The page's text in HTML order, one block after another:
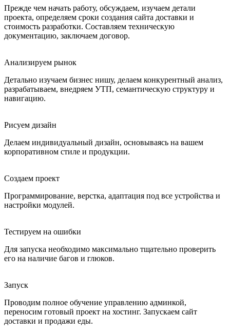
Прежде чем начать работу, обсуждаем, изучаем детали
проекта, определяем сроки создания сайта доставки и
стоимость разработки. Составляем техническую
документацию, заключаем договор.
Анализируем рынок
Детально изучаем бизнес нишу, делаем конкурентный анализ,
разрабатываем, внедряем УТП, семантическую структуру и
навигацию.
Рисуем дизайн
Делаем индивидуальный дизайн, основываясь на вашем
корпоративном стиле и продукции.
Создаем проект
Программирование, верстка, адаптация под все устройства и
настройки модулей.
Тестируем на ошибки
Для запуска необходимо максимально тщательно проверить
его на наличие багов и глюков.
Запуск
Проводим полное обучение управлению админкой,
переносим готовый проект на хостинг. Запускаем сайт
доставки и продажи еды.